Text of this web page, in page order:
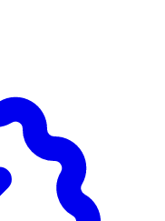
Sodium
Avena Sativa Kernel
Tocopheryl Acetate,
Isostearate,
Citric